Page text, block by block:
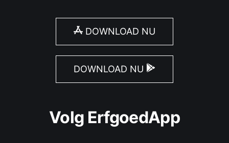
DOWNLOAD NU
DOWNLOAD NU
Volg ErfgoedApp